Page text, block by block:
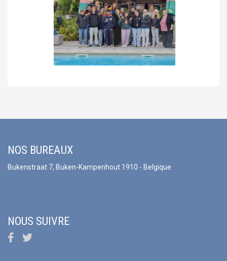
NOS BUREAUX
Bukenstraat 7, Buken-Kampenhout 1910 - Belgique
NOUS SUIVRE